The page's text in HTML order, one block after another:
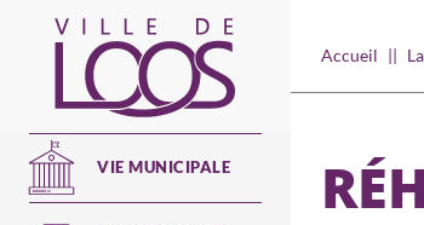
principal
Main
navigation
VIE MUNICIPALE
Accueil